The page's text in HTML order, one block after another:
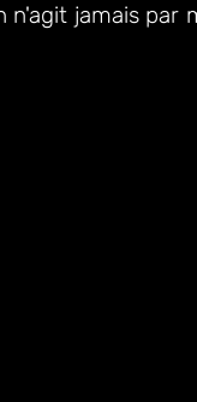
n'agit jamais par